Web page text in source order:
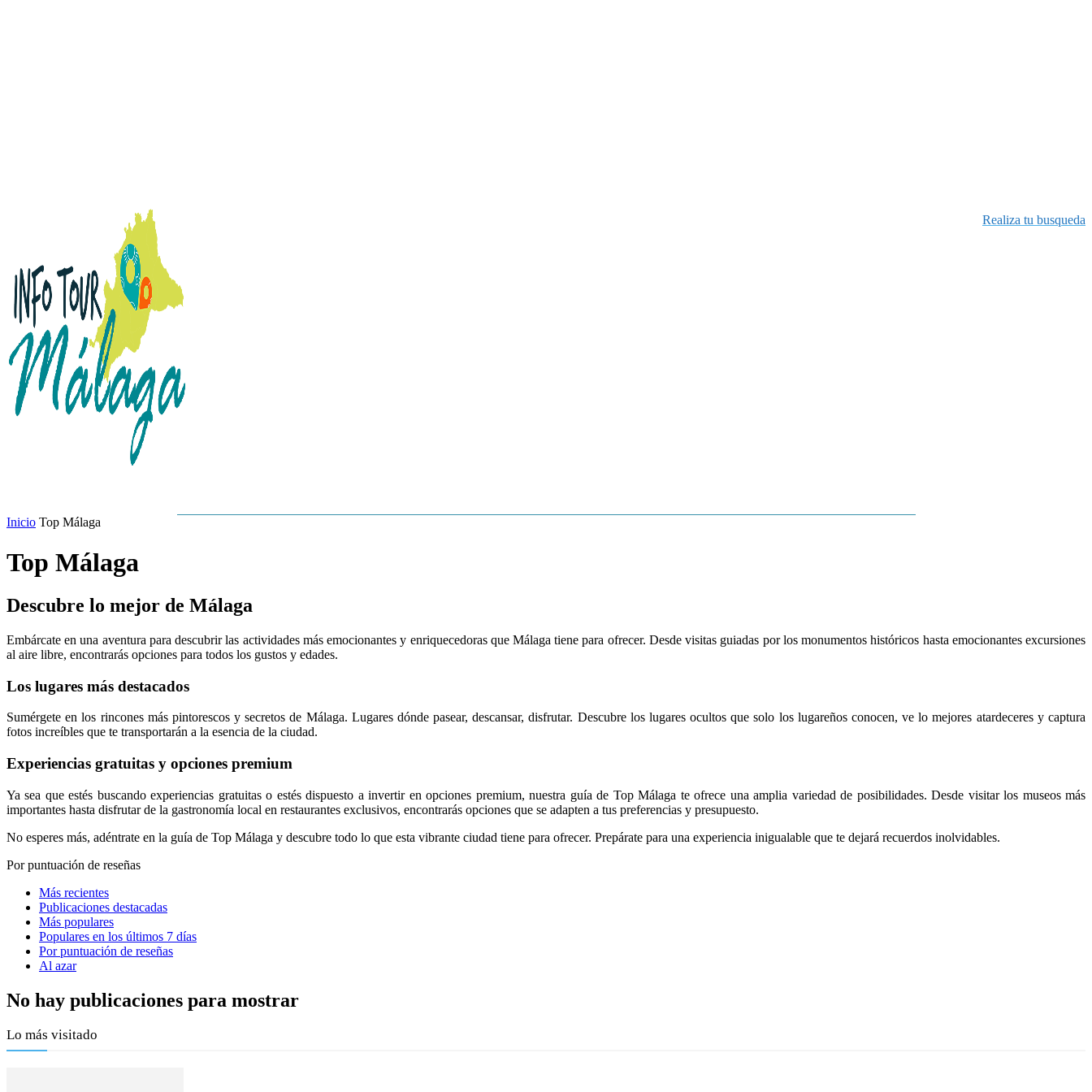
Realiza tu busqueda
Inicio Top Málaga
Top Málaga
Descubre lo mejor de Málaga
Embárcate en una aventura para descubrir las actividades más emocionantes y enriquecedoras que Málaga tiene para ofrecer. Desde visitas guiadas por los monumentos históricos hasta emocionantes excursiones
al aire libre, encontrarás opciones para todos los gustos y edades.
Los lugares más destacados
Sumérgete en los rincones más pintorescos y secretos de Málaga. Lugares dónde pasear, descansar, disfrutar. Descubre los lugares ocultos que solo los lugareños conocen, ve lo mejores atardeceres y captura
fotos increíbles que te transportarán a la esencia de la ciudad.
Experiencias gratuitas y opciones premium
Ya sea que estés buscando experiencias gratuitas o estés dispuesto a invertir en opciones premium, nuestra guía de Top Málaga te ofrece una amplia variedad de posibilidades. Desde visitar los museos más
importantes hasta disfrutar de la gastronomía local en restaurantes exclusivos, encontrarás opciones que se adapten a tus preferencias y presupuesto.
No esperes más, adéntrate en la guía de Top Málaga y descubre todo lo que esta vibrante ciudad tiene para ofrecer. Prepárate para una experiencia inigualable que te dejará recuerdos inolvidables.
Por puntuación de reseñas
Más recientes
Publicaciones destacadas
Más populares
Populares en los últimos 7 días
Por puntuación de reseñas
Al azar
No hay publicaciones para mostrar
Lo más visitado